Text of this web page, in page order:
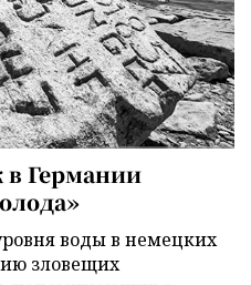
в Германии
воды в немецких
зловещих